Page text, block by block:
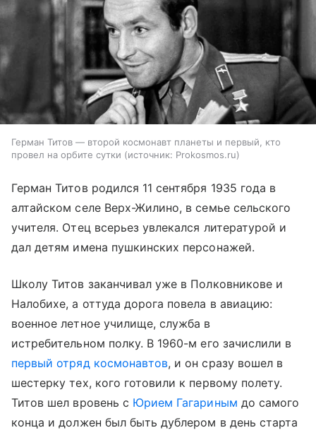
Герман Титов — второй космонавт планеты и первый, кто
провел на орбите сутки
источник: Prokosmos.ru
Герман Титов родился 11 сентября 1935 года в
алтайском селе Верх-Жилино, в семье сельского
учителя. Отец всерьез увлекался литературой и
дал детям имена пушкинских персонажей.
Школу Титов заканчивал уже в Полковникове и
Налобихе, а оттуда дорога повела в авиацию:
военное летное училище, служба в
истребительном полку. В 1960-м его зачислили в
первый отряд космонавтов, и он сразу вошел в
шестерку тех, кого готовили к первому полету.
Титов шел вровень с Юрием Гагариным до самого
конца и должен был быть дублером в день старта